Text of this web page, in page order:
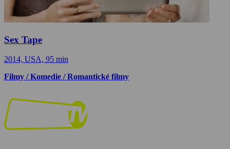
Sex Tape
2014, USA, 95 min
Filmy / Komedie / Romantické filmy